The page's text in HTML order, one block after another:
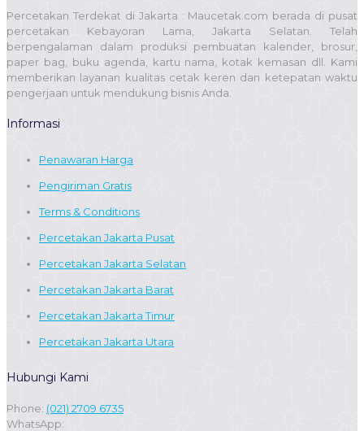
Percetakan Terdekat di Jakarta : Maucetak.com berada di pusat
percetakan Kebayoran Lama, Jakarta Selatan. Telah
berpengalaman dalam produksi pembuatan kalender, brosur,
paper bag, buku agenda, kartu nama, kotak kemasan dll. Kami
memberikan layanan kualitas cetak keren dan ketepatan waktu
pengerjaan untuk mendukung bisnis Anda.
Informasi
Penawaran Harga
Pengiriman Gratis
Terms & Conditions
Percetakan Jakarta Pusat
Percetakan Jakarta Selatan
Percetakan Jakarta Barat
Percetakan Jakarta Timur
Percetakan Jakarta Utara
Hubungi Kami
Phone: (021) 2709 6735
WhatsApp: